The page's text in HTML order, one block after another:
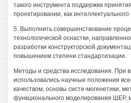
такого инструмента поддержки
проектировании, как
5. Выполнить совершенствование
технологической оснастки,
разработки конструкторской
повышением степени стандартизации.
Методы и средства исследования. При
использовались научные положения
качеством, основы систе-могенетики,
функционального моделирования ШЕР,